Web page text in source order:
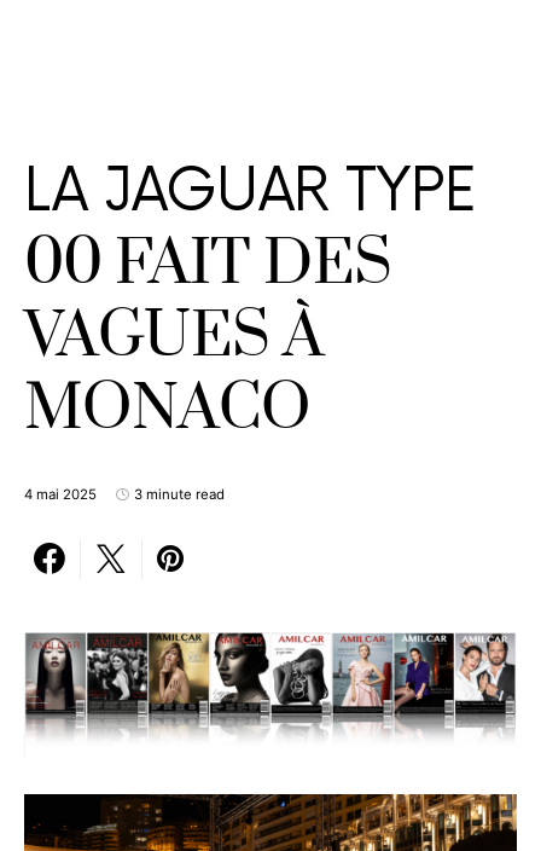
LA JAGUAR TYPE
00 FAIT DES
VAGUES À
MONACO
4 mai 2025 3 minute read